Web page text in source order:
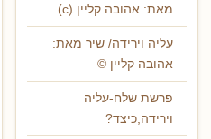
מאת: אהובה קליין (c)
עליה וירידה/ שיר מאת:
אהובה קליין ©
פרשת שלח-עליה
וירידה,כיצד?